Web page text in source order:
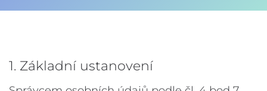
1. Základní ustanovení